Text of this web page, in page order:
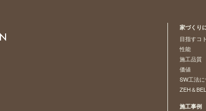
家づくり
目指すコ
性能
施工品質
価値
SW工法
ZEH＆
施工事例